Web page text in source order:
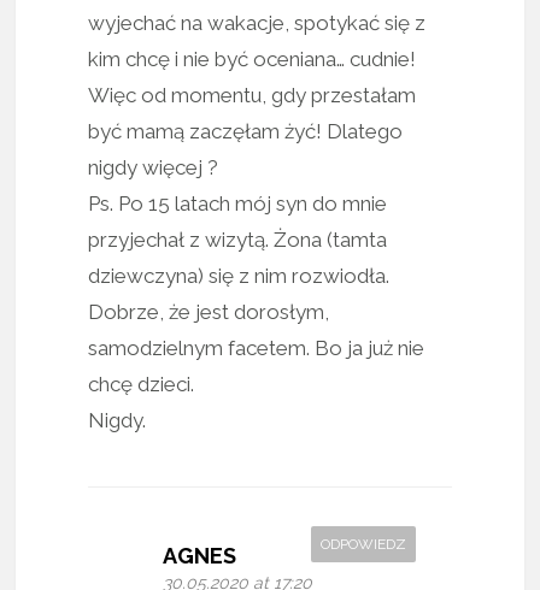
wyjechać na wakacje, spotykać się z
kim chcę i nie być oceniana… cudnie!
Więc od momentu, gdy przestałam
być mamą zaczęłam żyć! Dlatego
nigdy więcej ?
Ps. Po 15 latach mój syn do mnie
przyjechał z wizytą. Żona (tamta
dziewczyna) się z nim rozwiodła.
Dobrze, że jest dorosłym,
samodzielnym facetem. Bo ja już nie
chcę dzieci.
Nigdy.
AGNES
30.05.2020 at 17:20
ODPOWIEDZ